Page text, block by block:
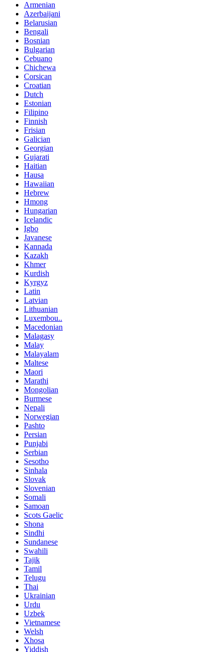
Armenian
Azerbaijani
Belarusian
Bengali
Bosnian
Bulgarian
Cebuano
Chichewa
Corsican
Croatian
Dutch
Estonian
Filipino
Finnish
Frisian
Galician
Georgian
Gujarati
Haitian
Hausa
Hawaiian
Hebrew
Hmong
Hungarian
Icelandic
Igbo
Javanese
Kannada
Kazakh
Khmer
Kurdish
Kyrgyz
Latin
Latvian
Lithuanian
Luxembou..
Macedonian
Malagasy
Malay
Malayalam
Maltese
Maori
Marathi
Mongolian
Burmese
Nepali
Norwegian
Pashto
Persian
Punjabi
Serbian
Sesotho
Sinhala
Slovak
Slovenian
Somali
Samoan
Scots Gaelic
Shona
Sindhi
Sundanese
Swahili
Tajik
Tamil
Telugu
Thai
Ukrainian
Urdu
Uzbek
Vietnamese
Welsh
Xhosa
Yiddish